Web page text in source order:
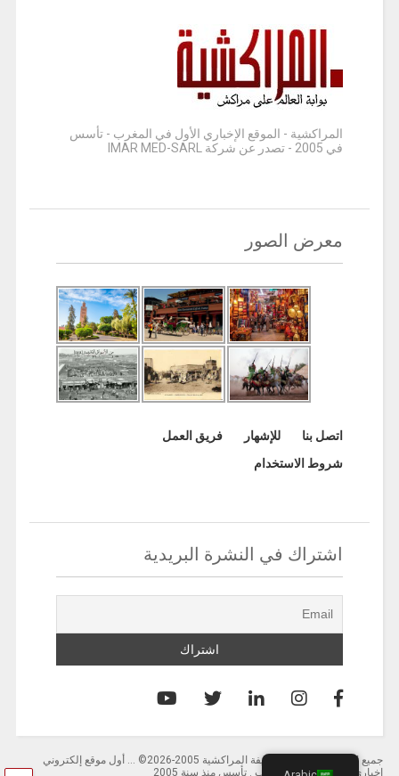
المراكشية - الموقع الإخباري الأول في المغرب - تأسس
في 2005 - تصدر عن شركة IMAR MED-SARL
معرض الصور
اتصل بنا للإشهار
فريق العمل
شروط الاستخدام
اشتراك في النشرة البريدية
جميع الحقوق محفوظة لصحيفة المراكشية 2005-2026© … أول موقع إلكتروني
إخباري باللغة العربية بالمغرب . تأسس منذ سنة 2005